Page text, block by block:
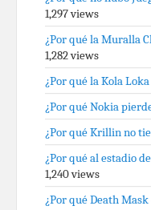
1,297 views
¿Por qué la Muralla
1,282 views
¿Por qué la Kola
¿Por qué Nokia
¿Por qué Krillin no
¿Por qué al estadio
1,240 views
¿Por qué Death Mask